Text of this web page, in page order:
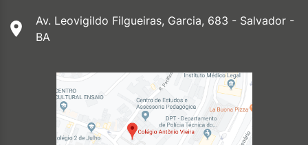
Av. Leovigildo Filgueiras, Garcia, 683 - Salvador -
BA